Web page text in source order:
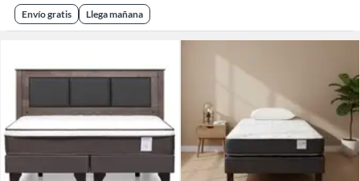
Envío gratis Llega mañana